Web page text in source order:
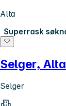
Alta
Superrask
Selger,
Selger